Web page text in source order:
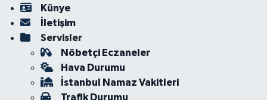
Künye
İletişim
Servisler
Nöbetçi Eczaneler
Hava Durumu
İstanbul Namaz Vakitleri
Trafik Durumu